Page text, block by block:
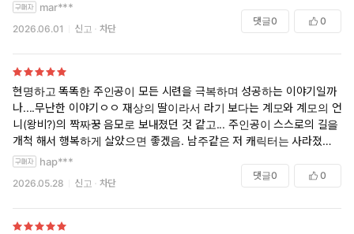
mar***
2026.06.01 신고 차단
댓글0 0
현명하고 똑똑한 주인공이 모든 시련을 극복하며 성공하는 이야기일까
나....무난한 이야기ㅇㅇ 재상의 딸이라서 라기 보다는 계모와 계모의 언
니(왕비?)의 짝짜꿍 음모로 보내졌던 것 같고... 주인공이 스스로의 길을
개척 해서 행복하게 살았으면 좋겠음. 남주같은 저 캐릭터는 사라졌으면^
^ 로맨스 없이 주인공 성공해서 잘살자
hap***
2026.05.28 신고 차단
댓글0 0